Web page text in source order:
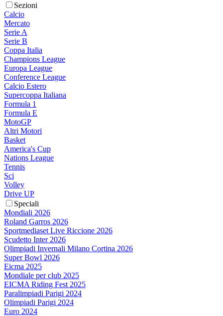
Sezioni
Calcio
Mercato
Serie A
Serie B
Coppa Italia
Champions League
Europa League
Conference League
Calcio Estero
Supercoppa Italiana
Formula 1
Formula E
MotoGP
Altri Motori
Basket
America's Cup
Nations League
Tennis
Sci
Volley
Drive UP
Speciali
Mondiali 2026
Roland Garros 2026
Sportmediaset Live Riccione 2026
Scudetto Inter 2026
Olimpiadi Invernali Milano Cortina 2026
Super Bowl 2026
Eicma 2025
Mondiale per club 2025
EICMA Riding Fest 2025
Paralimpiadi Parigi 2024
Olimpiadi Parigi 2024
Euro 2024